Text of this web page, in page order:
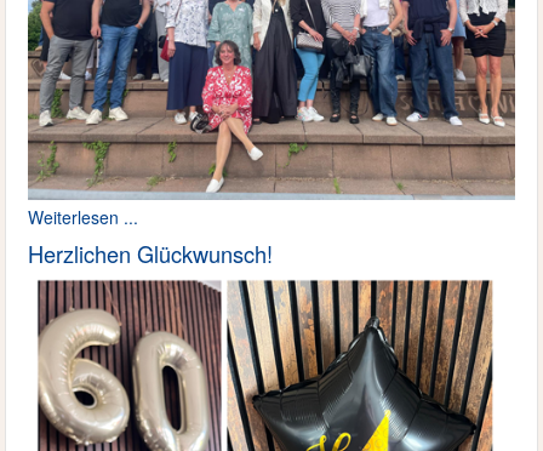
Weiterlesen ...
Herzlichen Glückwunsch!